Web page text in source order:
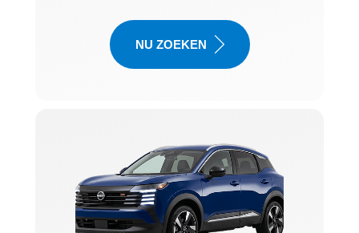
NU ZOEKEN